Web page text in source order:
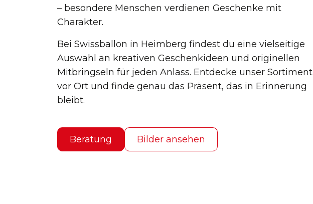
– besondere Menschen verdienen Geschenke mit
Charakter.
Bei Swissballon in Heimberg findest du eine vielseitige
Auswahl an kreativen Geschenkideen und originellen
Mitbringseln für jeden Anlass. Entdecke unser Sortiment
vor Ort und finde genau das Präsent, das in Erinnerung
bleibt.
Beratung Bilder ansehen